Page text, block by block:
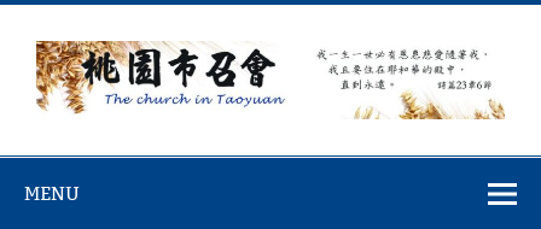
Skip
content
MENU